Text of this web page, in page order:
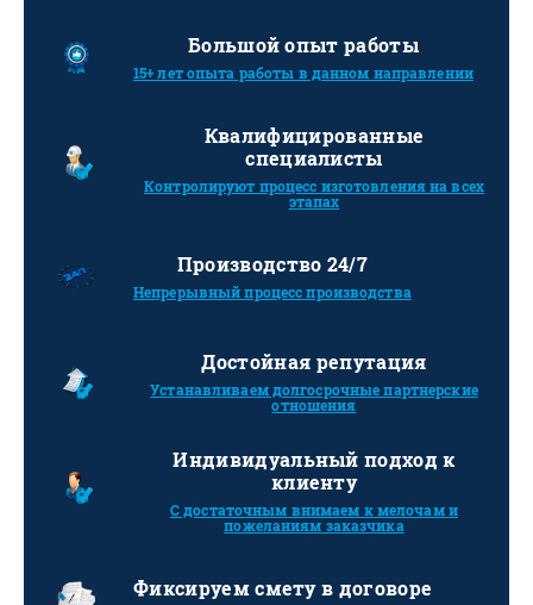
Большой опыт работы
15+ лет опыта работы в данном направлении
Квалифицированные
специалисты
Контролируют процесс изготовления на всех
этапах
Производство 24/7
Непрерывный процесс производства
Достойная репутация
Устанавливаем долгосрочные партнерские
отношения
Индивидуальный подход к
клиенту
С достаточным внимаем к мелочам и
пожеланиям заказчика
Фиксируем смету в договоре